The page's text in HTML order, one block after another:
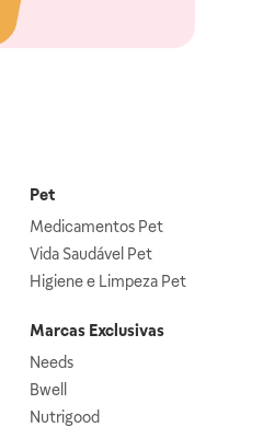
Pet
Medicamentos Pet
Vida Saudável Pet
Higiene e Limpeza Pet
Marcas Exclusivas
Needs
Bwell
Nutrigood